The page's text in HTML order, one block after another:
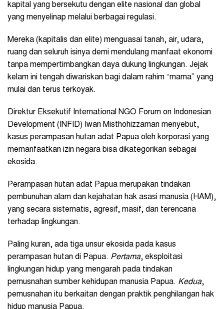
kapital yang bersekutu dengan elite nasional dan global
yang menyelinap melalui berbagai regulasi.
Mereka (kapitalis dan elite) menguasai tanah, air, udara,
ruang dan seluruh isinya demi mendulang manfaat ekonomi
tanpa mempertimbangkan daya dukung lingkungan. Jejak
kelam ini tengah diwariskan bagi dalam rahim “mama” yang
mulai dan terus terkoyak.
Direktur Eksekutif International NGO Forum on Indonesian
Development (INFID) Iwan Misthohizzaman menyebut,
kasus perampasan hutan adat Papua oleh korporasi yang
memanfaatkan izin negara bisa dikategorikan sebagai
ekosida.
Perampasan hutan adat Papua merupakan tindakan
pembunuhan alam dan kejahatan hak asasi manusia (HAM),
yang secara sistematis, agresif, masif, dan terencana
terhadap lingkungan.
Paling kuran, ada tiga unsur ekosida pada kasus
perampasan hutan di Papua. Pertama, eksploitasi
lingkungan hidup yang mengarah pada tindakan
pemusnahan sumber kehidupan manusia Papua. Kedua,
pemusnahan itu berkaitan dengan praktik penghilangan hak
hidup manusia Papua.